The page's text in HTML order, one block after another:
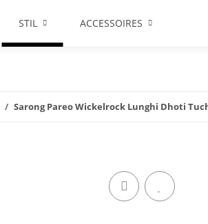
STIL ACCESSOIRES
Sarong Pareo Wickelrock Lunghi Dhoti